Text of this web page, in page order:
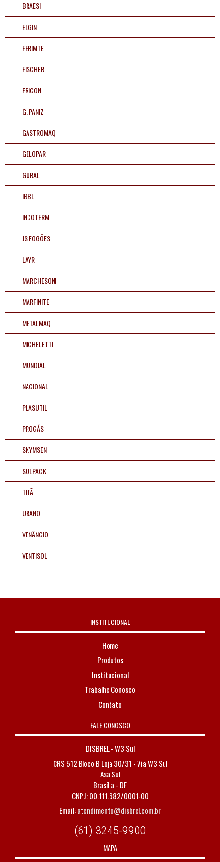
Fogões
Fornos
Liquidificadores e
extratores
Buffets e estufas
Utilidades
Mesas em geral
Equipamentos
Peças
Aplicações
Fale
Conosco
61
32459900
Televendas
61
32459900
BRAESI
ELGIN
FERIMTE
FISCHER
FRICON
G. PANIZ
GASTROMAQ
GELOPAR
GURAL
IBBL
INCOTERM
JS FOGÕES
LAYR
MARCHESONI
MARFINITE
METALMAQ
MICHELETTI
MUNDIAL
NACIONAL
PLASUTIL
PROGÁS
SKYMSEN
SULPACK
TITÃ
URANO
VENÂNCIO
VENTISOL
INSTITUCIONAL
Home
Produtos
Institucional
Trabalhe Conosco
Contato
FALE CONOSCO
DISBREL - W3 Sul
CRS 512 Bloco B Loja 30/31 - Via W3 Sul
Asa Sul
Brasília - DF
CNPJ: 00.111.682/0001-00
Email:atendimento@disbrel.com.br
(61) 3245-9900
MAPA
INICIAR CONVERSA